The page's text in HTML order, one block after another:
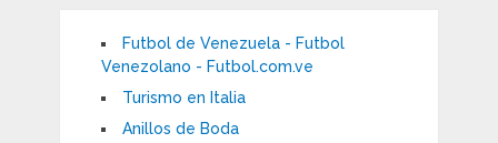
Futbol de Venezuela - Futbol
Venezolano - Futbol.com.ve
Turismo en Italia
Anillos de Boda